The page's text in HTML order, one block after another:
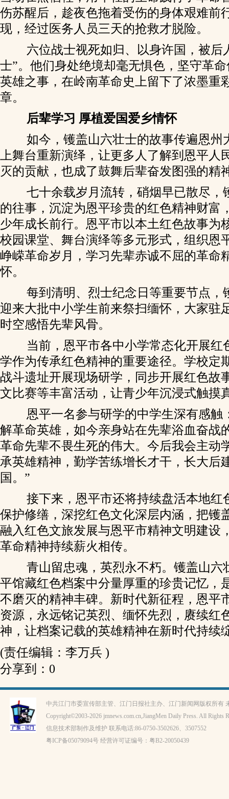
伤苏醒后，趁夜色拖着受伤的身体艰难前
现，经过医务人员三天的抢救才脱险。
六位战士视死如归、以身许国，被后
士”。他们身处绝境却毫无惧色，坚守革
英雄之事，在岭南革命史上留下了浓墨重
章。
后辈学习 厚植爱国爱乡情怀
如今，镬盖山六壮士的故事传遍恩州
上舞台重新演绎，让更多人了解到恩平人
灭的贡献，也成了鼓舞后辈奋发图强的精
七十余载岁月流转，硝烟早已散尽，
的往事，沉淀为恩平珍贵的红色精神财富
少年成长前行。恩平市以本土红色故事为
校园课堂、舞台演绎等多元形式，组织恩
峥嵘革命岁月，学习先辈赤诚不屈的革命
怀。
每到清明、烈士纪念日等重要节点，
迎来大批中小学生前来祭扫缅怀，大家驻
时空感悟先辈风骨。
当前，恩平市各中小学常态化开展红
学作为传承红色精神的重要途径。学校定
战斗遗址开展现场研学，同步开展红色故
文比赛等丰富活动，让青少年沉浸式触摸
恩平一名参与研学的中学生深有感触
解革命英雄，如今亲身站在先辈浴血奋战
革命先辈不畏生死的伟大。今后我会主动
承英雄精神，勤学苦练增长才干，长大后
国。”
接下来，恩平市还将持续盘活本地红
保护修缮，深挖红色文化深层内涵，把镬
融入红色文旅发展与恩平市精神文明建设
革命精神持续薪火相传。
青山留忠魂，英烈永不朽。镬盖山六
平馆藏红色档案中分量厚重的珍贵记忆，
不磨灭的精神丰碑。新时代新征程，恩平
资源，永远铭记英烈、缅怀先烈，赓续红
神，让档案记载的英雄精神在新时代持续
(责任编辑：李万兵 )
分享到： 0
中共江门市委宣传部主管、江门日报社主办、江门新闻网版权所有
Copyright©2003-2026 jmnews.com.cn,JiangMen Daily Press. All Rights
信息技术部制作及维护 联系电话:86-0750-3502626、3507552
粤ICP备05079094号 经营许可证编号： 粤B2-20050439